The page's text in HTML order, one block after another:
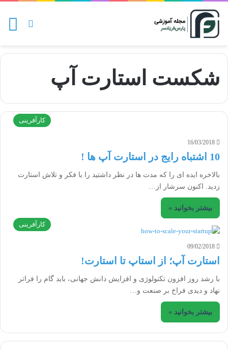
شکست استارت آپ
کارآفرینی
16/03/2018
10 اشتباه رایج در استارت آپ ها !
بالاخره ایده ای را که مدت ها در نظر داشتید را با فکر و تلاش استارت
زدید. اکنون سرشار از…
بیشتر بخوانید »
کارآفرینی
09/02/2018
استارت آپ؛ از استاپ تا استارت!
با رشد روز افزون تکنولوژی و افزایش دانش جهانی، باید گام را فراتر
نهاد و دیدی فراخ بر صنعت و…
بیشتر بخوانید »